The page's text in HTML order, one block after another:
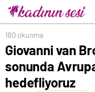
180 okunma
Giovanni van
sonunda
hedefliyoruz